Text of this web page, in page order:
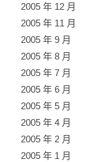
2005 年 12 月
2005 年 11 月
2005 年 9 月
2005 年 8 月
2005 年 7 月
2005 年 6 月
2005 年 5 月
2005 年 4 月
2005 年 2 月
2005 年 1 月